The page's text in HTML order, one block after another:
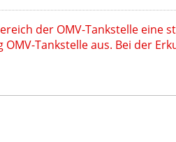
der OMV-Tankstelle eine
Tankstelle aus. Bei der